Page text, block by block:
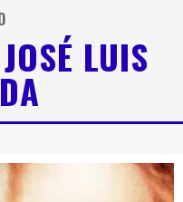
Usecorp consolida a 'economia do uso' no B2B brasileiro, vira S.A. e impulsiona expansão com novo fundo estruturado
LUIS